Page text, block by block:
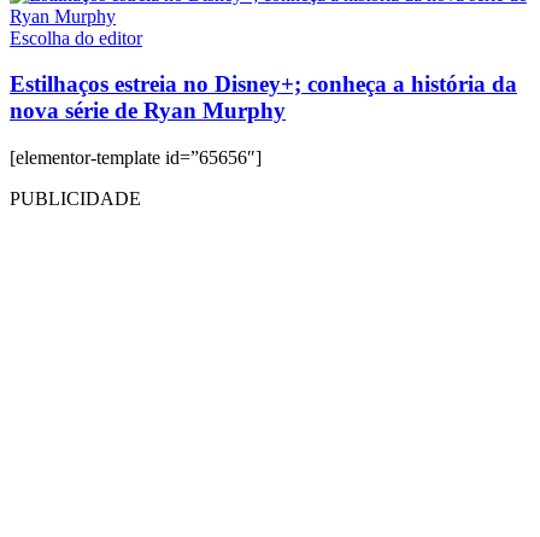
Escolha do editor
Estilhaços estreia no Disney+; conheça a história da
nova série de Ryan Murphy
[elementor-template id=”65656″]
PUBLICIDADE